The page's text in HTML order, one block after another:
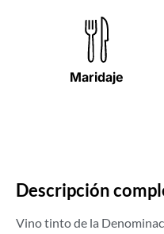
Maridaje
Descripción
Vino tinto de la